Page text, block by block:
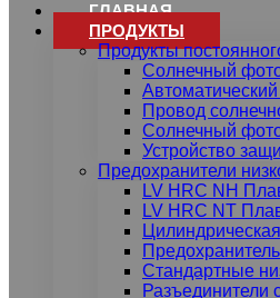
ГЛАВНАЯ
ПРОДУКТЫ
Продукты
Солнечный
Провод
Солнечный
Устройство
Предохранители
LV HRC NH
LV HRC NT
Стандартные
Разъединители